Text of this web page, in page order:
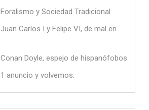
Foralismo y Sociedad Tradicional
Juan Carlos I y Felipe VI, de mal en
Conan Doyle, espejo de hispanófobos
1 anuncio y volvemos.